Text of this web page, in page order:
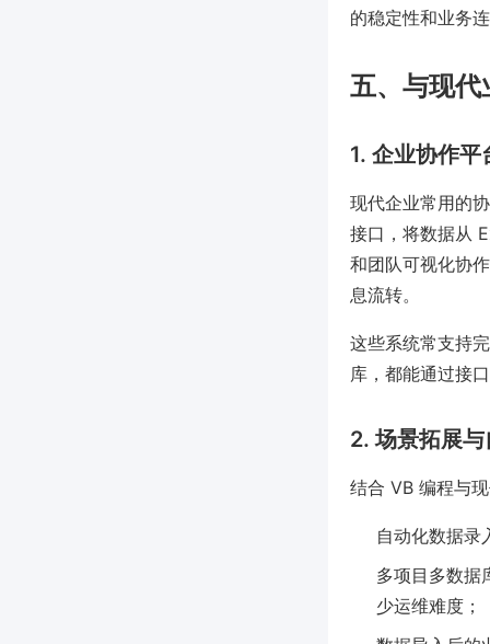
的稳定性和业务
五、与现代
1. 企业协作
现代企业常用的
接口，将数据从
和团队可视化协
息流转。
这些系统常支持
库，都能通过接
2. 场景拓展
结合 VB 编程与
自动化数据录
多项目多数据
少运维难度；